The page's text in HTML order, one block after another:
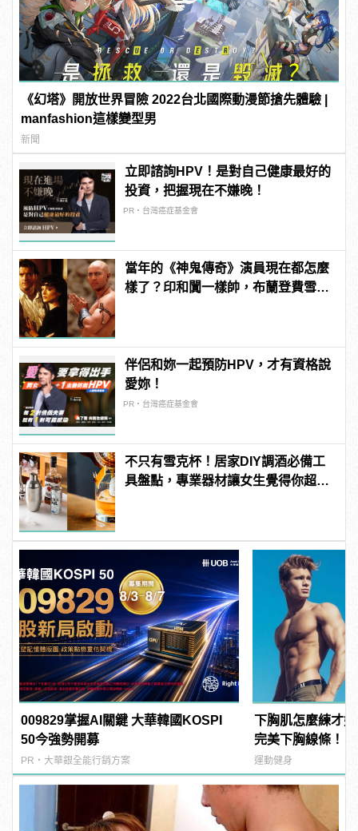
《幻塔》開放世界冒險 2022台北國際動漫節搶先體驗 |
manfashion這樣變型男
新聞
立即諮詢HPV！是對自己健康最好的
投資，把握現在不嫌晚！
PR・台灣癌症基金會
當年的《神鬼傳奇》演員現在都怎麼
樣了？印和闐一樣帥，布蘭登費雪大
伴侶和妳一起預防HPV，才有資格說
愛妳！
PR・台灣癌症基金會
不只有雪克杯！居家DIY調酒必備工
具盤點，專業器材讓女生覺得你超
009829掌握AI關鍵 大華韓國KOSPI
50今強勢開募
PR・大華銀全能行銷方案
下胸肌怎麼練才
完美下胸線條！ |
型男
運動健身